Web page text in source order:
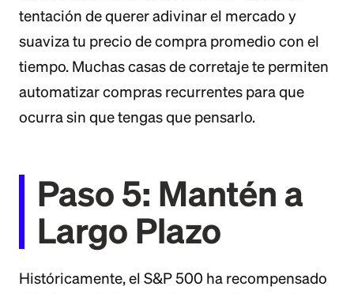
tentación de querer adivinar el mercado y
suaviza tu precio de compra promedio con el
tiempo. Muchas casas de corretaje te permiten
automatizar compras recurrentes para que
ocurra sin que tengas que pensarlo.
Paso 5: Mantén a
Largo Plazo
Históricamente, el S&P 500 ha recompensado